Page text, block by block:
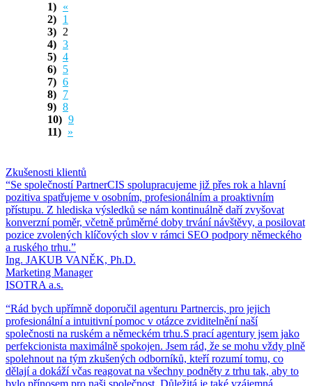
«
1
2
3
4
5
6
7
8
9
»
Zkušenosti klientů
“Se společností PartnerCIS spolupracujeme již přes rok a hlavní
pozitiva spatřujeme v osobním, profesionálním a proaktivním
přístupu. Z hlediska výsledků se nám kontinuálně daří zvyšovat
konverzní poměr, včetně průměrné doby trvání návštěvy, a posilovat
pozice zvolených klíčových slov v rámci SEO podpory německého
a ruského trhu.”
Ing. JAKUB VANĚK, Ph.D.
Marketing Manager
ISOTRA a.s.
“Rád bych upřímně doporučil agenturu Partnercis, pro jejich
profesionální a intuitivní pomoc v otázce zviditelnění naší
společnosti na ruském a německém trhu.S prací agentury jsem jako
perfekcionista maximálně spokojen. Jsem rád, že se mohu vždy plně
spolehnout na tým zkušených odborníků, kteří rozumí tomu, co
dělají a dokáží včas reagovat na všechny podněty z trhu tak, aby to
bylo přínosem pro naši společnost. Důležitá je také vzájemná